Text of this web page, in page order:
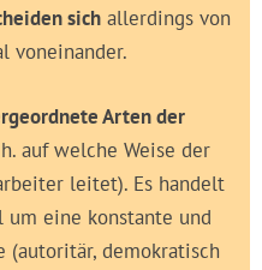
sich allerdings von
voneinander.
Arten der
auf welche Weise der
leitet). Es handelt
um eine konstante und
demokratisch